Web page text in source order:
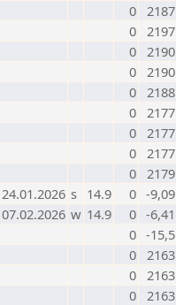
0 2187
0 2197
0 2190
0 2190
0 2188
0 2177
0 2177
0 2177
0 2179
24.01.2026 s 14.9 0 -9,09
07.02.2026 w 14.9 0 -6,41
0 -15,5
0 2163
0 2163
0 2163